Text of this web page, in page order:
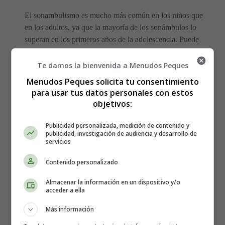
El sonambulismo es mucho más común en los niños que
en los adultos, ya que la mayoría de los sonámbulos lo
superan en los primeros años de la adolescencia. Puede
ser hereditario.
sonambulismo:
Falta de sueño o fatiga
Horarios de sueño irregulares
Enfermedad o fiebre
Estrés
Comportamientos Durante el sonambulismo
Por supuesto, salir de la cama y caminar al mismo
Te damos la bienvenida a Menudos Peques
Menudos Peques solicita tu consentimiento
para usar tus datos personales con estos
objetivos:
Publicidad personalizada, medición de contenido y
publicidad, investigación de audiencia y desarrollo de
servicios
Contenido personalizado
Almacenar la información en un dispositivo y/o
acceder a ella
Más información